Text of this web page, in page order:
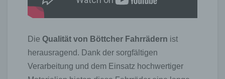
Die Qualität von Böttcher Fahrrädern ist
herausragend. Dank der sorgfältigen
Verarbeitung und dem Einsatz hochwertiger